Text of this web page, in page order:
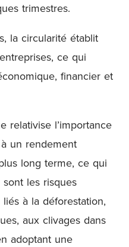
trimestres.
la circularité établit
ce qui
financier et
relativise l’importance
un rendement
long terme, ce qui
les risques
à la déforestation,
aux clivages dans
adoptant une